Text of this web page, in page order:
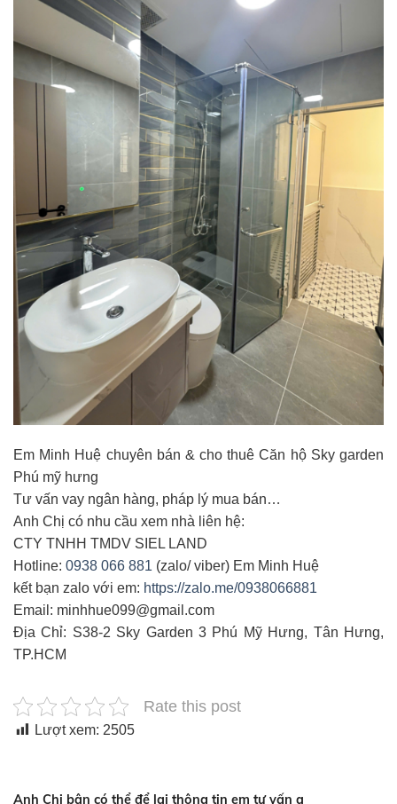
Em Minh Huệ chuyên bán & cho thuê Căn hộ Sky garden
Phú mỹ hưng
Tư vấn vay ngân hàng, pháp lý mua bán…
Anh Chị có nhu cầu xem nhà liên hệ:
CTY TNHH TMDV SIEL LAND
Hotline: 0938 066 881 (zalo/ viber) Em Minh Huệ
kết bạn zalo với em: https://zalo.me/0938066881
Email: minhhue099@gmail.com
Địa Chỉ: S38-2 Sky Garden 3 Phú Mỹ Hưng, Tân Hưng,
TP.HCM
Rate this post
Lượt xem: 2505
Anh Chị bận có thể để lại thông tin em tư vấn ạ